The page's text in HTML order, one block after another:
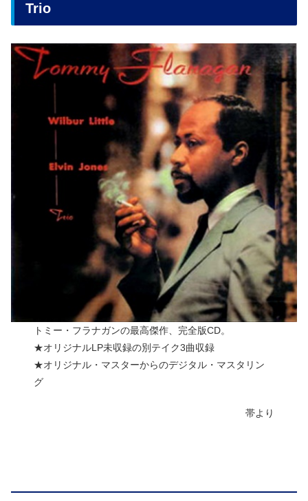
Trio
トミー・フラナガンの最高傑作、完全版CD。
★オリジナルLP未収録の別テイク3曲収録
★オリジナル・マスターからのデジタル・マスタリン
グ
帯より